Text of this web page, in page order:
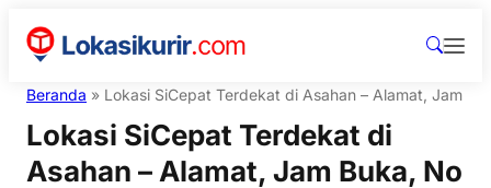
Beranda » Lokasi SiCepat Terdekat di Asahan – Alamat, Jam
Lokasi SiCepat Terdekat di
Asahan – Alamat, Jam Buka, No